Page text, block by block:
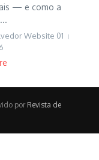
— e como a
Website 01
por Revista de